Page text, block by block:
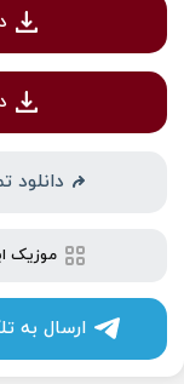
دانلود
موزیک
ارسال به